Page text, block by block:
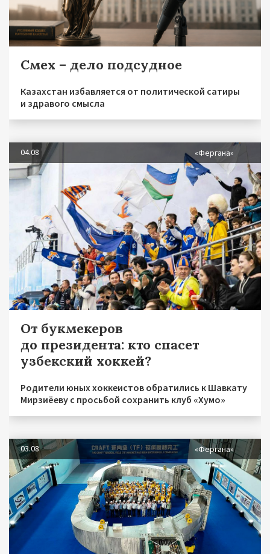
Смех – дело подсудное
Казахстан избавляется от политической сатиры
и здравого смысла
04.08 «Фергана»
От букмекеров
до президента: кто спасет
узбекский хоккей?
Родители юных хоккеистов обратились к Шавкату
Мирзиёеву с просьбой сохранить клуб «Хумо»
03.08 «Фергана»